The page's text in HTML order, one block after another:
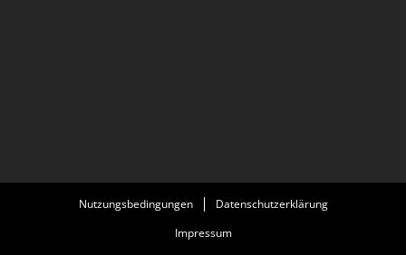
Nutzungsbedingungen
Datenschutzerklärung
Impressum